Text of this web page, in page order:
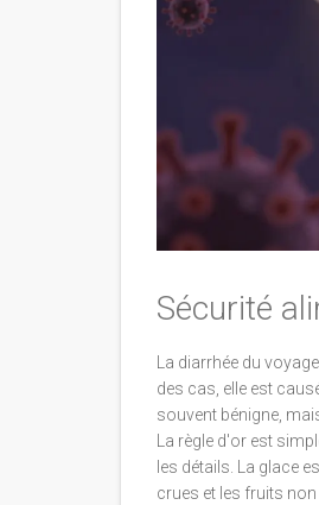
Sécurité
La diarrhée du
des cas, elle est
souvent bénigne,
La règle d'or est
les détails. La glace
crues et les fruits